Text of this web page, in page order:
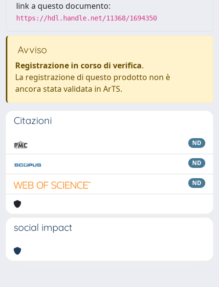
link a questo documento:
https://hdl.handle.net/11368/1694350
Avviso
Registrazione in corso di verifica.
La registrazione di questo prodotto non è
ancora stata validata in ArTS.
Citazioni
ND
ND
ND
social impact